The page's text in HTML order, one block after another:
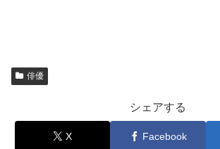
俳優
シェアする
X Facebook